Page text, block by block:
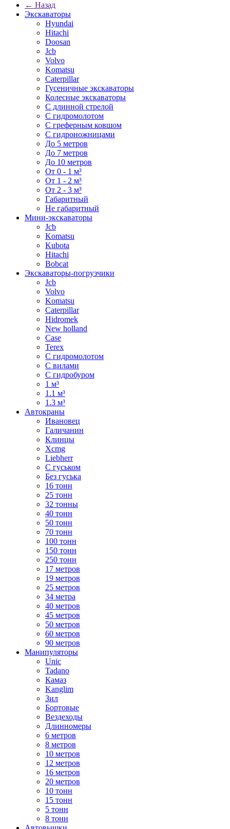
← Назад
Экскаваторы
Hyundai
Hitachi
Doosan
Jcb
Volvo
Komatsu
Caterpillar
Гусеничные экскаваторы
Колесные экскаваторы
С длинной стрелой
С гидромолотом
С греферным ковшом
С гидроножницами
До 5 метров
До 7 метров
До 10 метров
От 0 - 1 м³
От 1 - 2 м³
От 2 - 3 м³
Габаритный
Не габаритный
Мини-экскаваторы
Jcb
Komatsu
Kubota
Hitachi
Bobcat
Экскаваторы-погрузчики
Jcb
Volvo
Komatsu
Caterpillar
Hidromek
New holland
Case
Terex
С гидромолотом
С вилами
С гидробуром
1 м³
1.1 м³
1.3 м³
Автокраны
Ивановец
Галичанин
Клинцы
Xcmg
Liebherr
С гуськом
Без гуська
16 тонн
25 тонн
32 тонны
40 тонн
50 тонн
70 тонн
100 тонн
150 тонн
250 тонн
17 метров
19 метров
25 метров
34 метра
40 метров
45 метров
50 метров
60 метров
90 метров
Манипуляторы
Unic
Tadano
Камаз
Kanglim
Зил
Бортовые
Вездеходы
Длинномеры
6 метров
8 метров
10 метров
12 метров
16 метров
20 метров
10 тонн
15 тонн
5 тонн
8 тонн